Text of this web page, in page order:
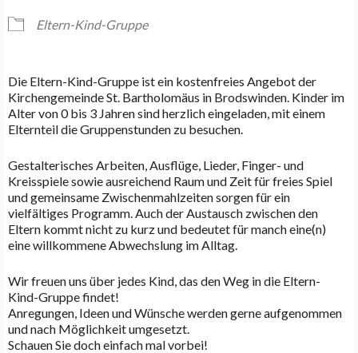
Eltern-Kind-Gruppe
Die Eltern-Kind-Gruppe ist ein kostenfreies Angebot der
Kirchengemeinde St. Bartholomäus in Brodswinden. Kinder im
Alter von 0 bis 3 Jahren sind herzlich eingeladen, mit einem
Elternteil die Gruppenstunden zu besuchen.
Gestalterisches Arbeiten, Ausflüge, Lieder, Finger- und
Kreisspiele sowie ausreichend Raum und Zeit für freies Spiel
und gemeinsame Zwischenmahlzeiten sorgen für ein
vielfältiges Programm. Auch der Austausch zwischen den
Eltern kommt nicht zu kurz und bedeutet für manch eine(n)
eine willkommene Abwechslung im Alltag.
Wir freuen uns über jedes Kind, das den Weg in die Eltern-
Kind-Gruppe findet!
Anregungen, Ideen und Wünsche werden gerne aufgenommen
und nach Möglichkeit umgesetzt.
Schauen Sie doch einfach mal vorbei!